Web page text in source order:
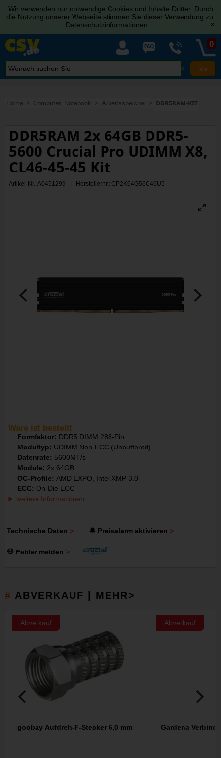
Wir verwenden nur notwendige Cookies und Inhalte Dritter. Durch
die Nutzung unserer Webseite stimmen Sie dieser Verwendung zu.
Datenschutzinformationen
[x]
X
0
Home Computer, Notebook Arbeitsspeicher DDR5RAM-KIT
DDR5RAM 2x 64GB DDR5-
5600 Crucial Pro UDIMM X8,
CL46-45-45 Kit
Artikel-Nr.: A0451299 | Herstellernr.: CP2K64G56C46U5
Ware ist bestellt
Formfaktor: DDR5 DIMM 288-Pin
Modultyp: UDIMM Non-ECC (Unbuffered)
Datenrate: 5600MT/s
Module: 2x 64GB
OC-Profile: AMD EXPO, Intel XMP 3.0
ECC: On-Die ECC
weitere Informationen
Technische Daten 🔔 Preisalarm aktivieren
💀 Fehler melden
ABVERKAUF | MEHR>
Abverkauf
goobay Aufdreh-F-Stecker 6,0 mm
Abverkauf
Gardena